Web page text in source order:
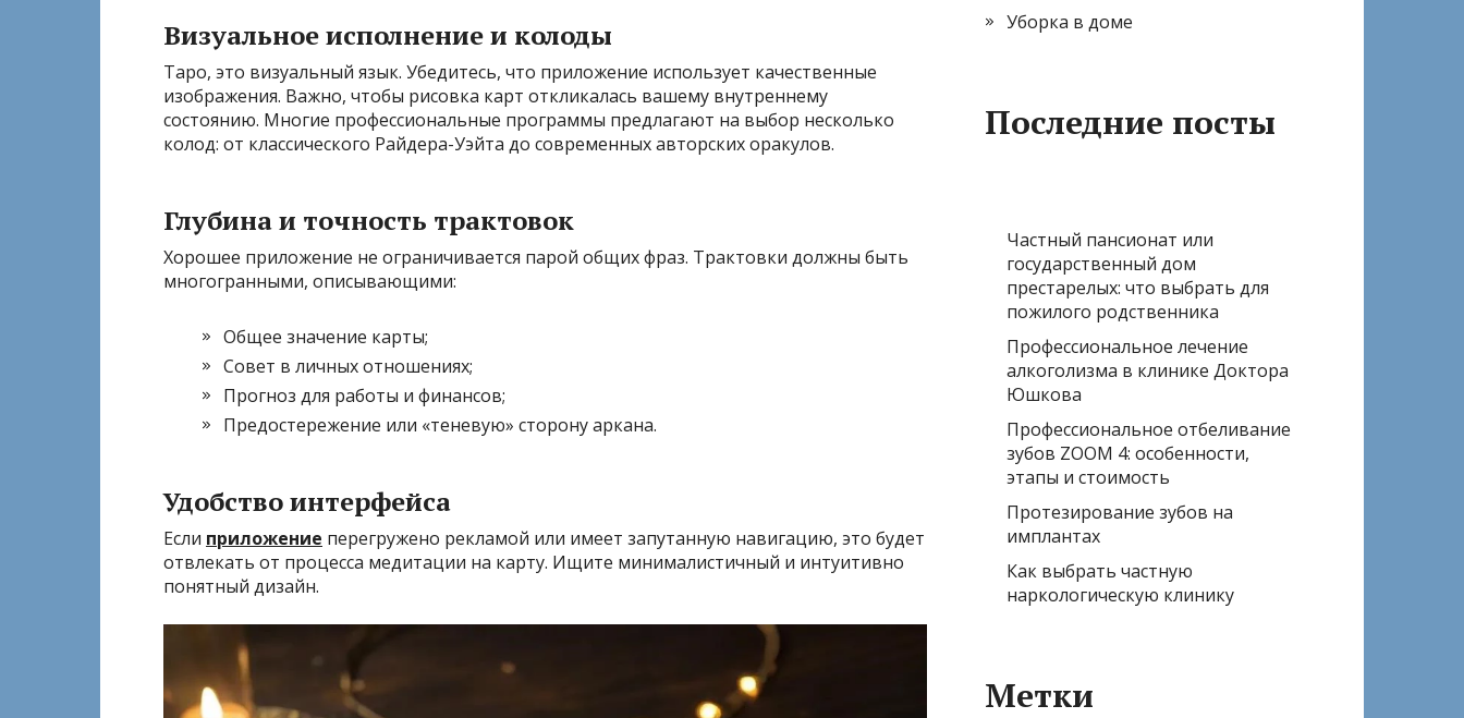
Визуальное исполнение и колоды
Таро, это визуальный язык. Убедитесь, что приложение использует качественные
изображения. Важно, чтобы рисовка карт откликалась вашему внутреннему
состоянию. Многие профессиональные программы предлагают на выбор несколько
колод: от классического Райдера-Уэйта до современных авторских оракулов.
Глубина и точность трактовок
Хорошее приложение не ограничивается парой общих фраз. Трактовки должны быть
многогранными, описывающими:
Общее значение карты;
Совет в личных отношениях;
Прогноз для работы и финансов;
Предостережение или «теневую» сторону аркана.
Удобство интерфейса
Если приложение перегружено рекламой или имеет запутанную навигацию, это будет
отвлекать от процесса медитации на карту. Ищите минималистичный и интуитивно
понятный дизайн.
Уборка в доме
Последние посты
Частный пансионат или
государственный дом
престарелых: что выбрать для
пожилого родственника
Профессиональное лечение
алкоголизма в клинике Доктора
Юшкова
Профессиональное отбеливание
зубов ZOOM 4: особенности,
этапы и стоимость
Протезирование зубов на
имплантах
Как выбрать частную
наркологическую клинику
Метки